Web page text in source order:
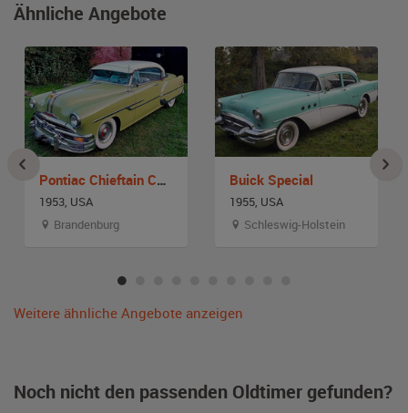
Ähnliche Angebote
Pontiac Chieftain Catalina Super Deluxe
1953, USA
Brandenburg
Buick Special
1955, USA
Schleswig-Holstein
Weitere ähnliche Angebote anzeigen
Noch nicht den passenden Oldtimer gefunden?